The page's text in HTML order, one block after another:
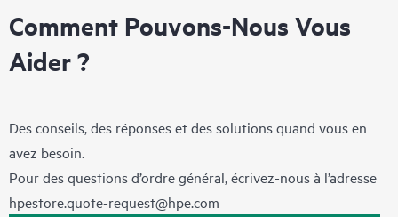
Comment Pouvons-Nous Vous
Aider ?
Des conseils, des réponses et des solutions quand vous en
avez besoin.
Pour des questions d’ordre général, écrivez-nous à l’adresse
hpestore.quote-request@hpe.com